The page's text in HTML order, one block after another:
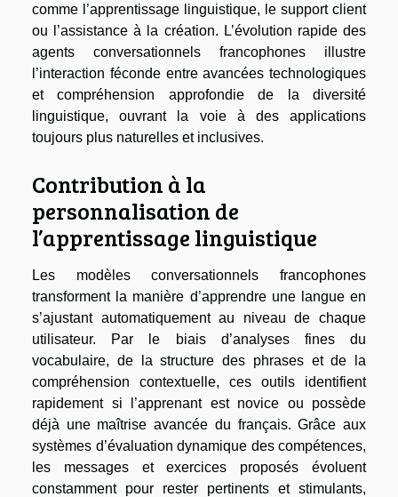
comme l’apprentissage linguistique, le support client
ou l’assistance à la création. L’évolution rapide des
agents conversationnels francophones illustre
l’interaction féconde entre avancées technologiques
et compréhension approfondie de la diversité
linguistique, ouvrant la voie à des applications
toujours plus naturelles et inclusives.
Contribution à la
personnalisation de
l’apprentissage linguistique
Les modèles conversationnels francophones
transforment la manière d’apprendre une langue en
s’ajustant automatiquement au niveau de chaque
utilisateur. Par le biais d’analyses fines du
vocabulaire, de la structure des phrases et de la
compréhension contextuelle, ces outils identifient
rapidement si l’apprenant est novice ou possède
déjà une maîtrise avancée du français. Grâce aux
systèmes d’évaluation dynamique des compétences,
les messages et exercices proposés évoluent
constamment pour rester pertinents et stimulants,